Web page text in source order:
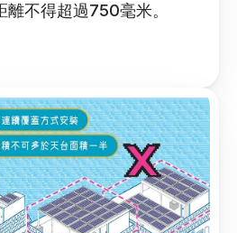
離不得超過750毫米。